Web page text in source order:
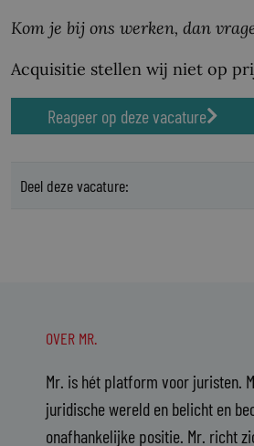
Kom je bij ons werken, dan
Acquisitie stellen wij niet op
Reageer op deze vacature
Deel deze vacature:
OVER MR.
Mr. is hét platform voor juristen.
juridische wereld en belicht en
onafhankelijke positie. Mr. richt